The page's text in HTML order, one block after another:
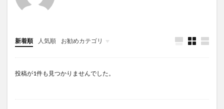
新着順 人気順 お勧めカテゴリ
Infomation
投稿が1件も見つかりませんでした。